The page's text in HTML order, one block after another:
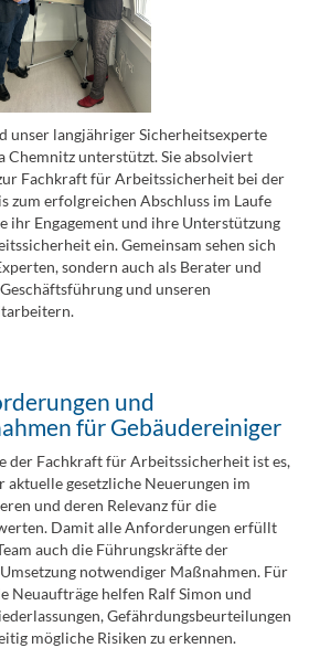
unser langjähriger Sicherheitsexperte
Chemnitz unterstützt. Sie absolviert
Fachkraft für Arbeitssicherheit bei der
zum erfolgreichen Abschluss im Laufe
ihr Engagement und ihre Unterstützung
ein. Gemeinsam sehen sich
sondern auch als Berater und
und unseren
und
für Gebäudereiniger
der Fachkraft für Arbeitssicherheit ist es,
aktuelle gesetzliche Neuerungen im
und deren Relevanz für die
Damit alle Anforderungen erfüllt
auch die Führungskräfte der
notwendiger Maßnahmen. Für
Neuaufträge helfen Ralf Simon und
Gefährdungsbeurteilungen
mögliche Risiken zu erkennen.